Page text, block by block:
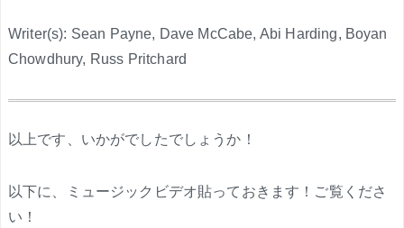
Writer(s): Sean Payne, Dave McCabe, Abi Harding, Boyan
Chowdhury, Russ Pritchard
以上です、いかがでしたでしょうか！
以下に、ミュージックビデオ貼っておきます！ご覧くださ
い！